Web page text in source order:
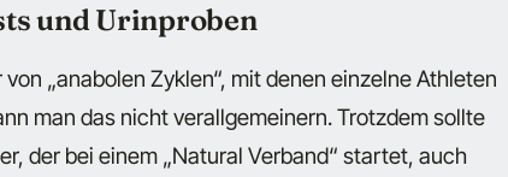
und Urinproben
„anabolen Zyklen“, mit denen einzelne Athleten
man das nicht verallgemeinern. Trotzdem sollte
der bei einem „Natural Verband“ startet, auch